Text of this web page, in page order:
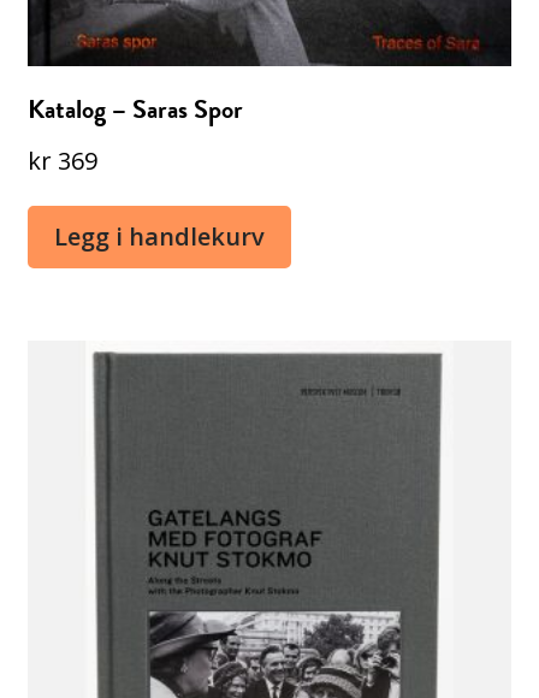
Katalog – Saras Spor
kr 369
Legg i handlekurv